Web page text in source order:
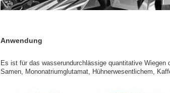
Anwendung
Es ist für das wasserundurchlässige quantitative Wiegen
Samen, Mononatriumglutamat, Hühnerwesentlichem,